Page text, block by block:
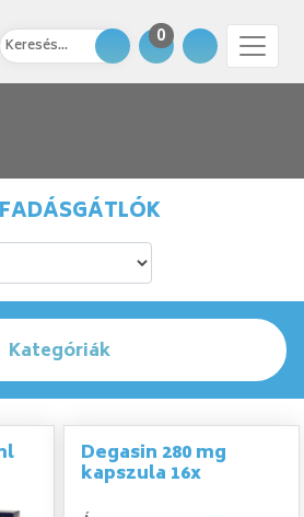
0
Kategóriák
Degasin 280 mg
kapszula 16x